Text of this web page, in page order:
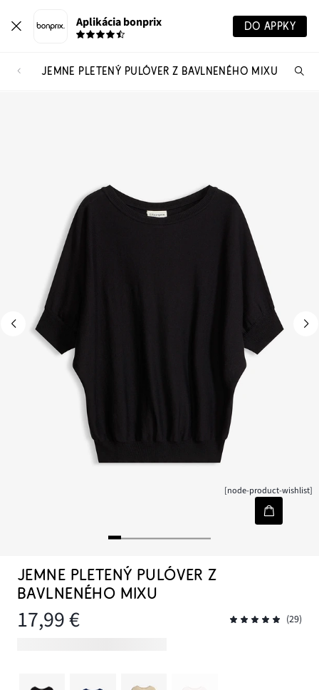
Aplikácia bonprix DO APPKY
JEMNE PLETENÝ PULÓVER Z BAVLNENÉHO MIXU
[node-product-wishlist]
JEMNE PLETENÝ PULÓVER Z
BAVLNENÉHO MIXU
17,99 € (29)